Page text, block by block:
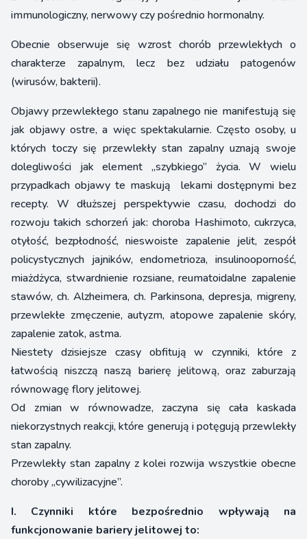
immunologiczny, nerwowy czy pośrednio hormonalny.
Obecnie obserwuje się wzrost chorób przewlekłych o
charakterze zapalnym, lecz bez udziału patogenów
(wirusów, bakterii).
Objawy przewlekłego stanu zapalnego nie manifestują się
jak objawy ostre, a więc spektakularnie. Często osoby, u
których toczy się przewlekły stan zapalny uznają swoje
dolegliwości jak element „szybkiego” życia. W wielu
przypadkach objawy te maskują lekami dostępnymi bez
recepty. W dłuższej perspektywie czasu, dochodzi do
rozwoju takich schorzeń jak: choroba Hashimoto, cukrzyca,
otyłość, bezpłodność, nieswoiste zapalenie jelit, zespół
policystycznych jajników, endometrioza, insulinooporność,
miażdżyca, stwardnienie rozsiane, reumatoidalne zapalenie
stawów, ch. Alzheimera, ch. Parkinsona, depresja, migreny,
przewlekłe zmęczenie, autyzm, atopowe zapalenie skóry,
zapalenie zatok, astma.
Niestety dzisiejsze czasy obfitują w czynniki, które z
łatwością niszczą naszą barierę jelitową, oraz zaburzają
równowagę flory jelitowej.
Od zmian w równowadze, zaczyna się cała kaskada
niekorzystnych reakcji, które generują i potęgują przewlekły
stan zapalny.
Przewlekły stan zapalny z kolei rozwija wszystkie obecne
choroby „cywilizacyjne”.
I. Czynniki które bezpośrednio wpływają na
funkcjonowanie bariery jelitowej to: